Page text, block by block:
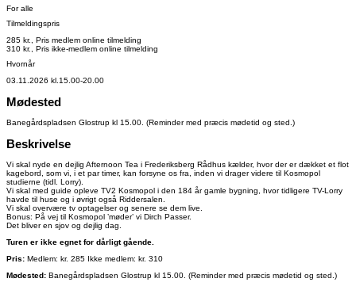
For alle
Tilmeldingspris
285 kr., Pris medlem online tilmelding
310 kr., Pris ikke-medlem online tilmelding
Hvornår
03.11.2026 kl.15.00-20.00
Mødested
Banegårdspladsen Glostrup kl 15.00. (Reminder med præcis mødetid og sted.)
Beskrivelse
Vi skal nyde en dejlig Afternoon Tea i Frederiksberg Rådhus kælder, hvor der er dækket et flot
kagebord, som vi, i et par timer, kan forsyne os fra, inden vi drager videre til Kosmopol
studierne (tidl. Lorry).
Vi skal med guide opleve TV2 Kosmopol i den 184 år gamle bygning, hvor tidligere TV-Lorry
havde til huse og i øvrigt også Riddersalen.
Vi skal overvære tv optagelser og senere se dem live.
Bonus: På vej til Kosmopol ’møder’ vi Dirch Passer.
Det bliver en sjov og dejlig dag.
Turen er ikke egnet for dårligt gående.
Pris: Medlem: kr. 285 Ikke medlem: kr. 310
Mødested: Banegårdspladsen Glostrup kl 15.00. (Reminder med præcis mødetid og sted.)